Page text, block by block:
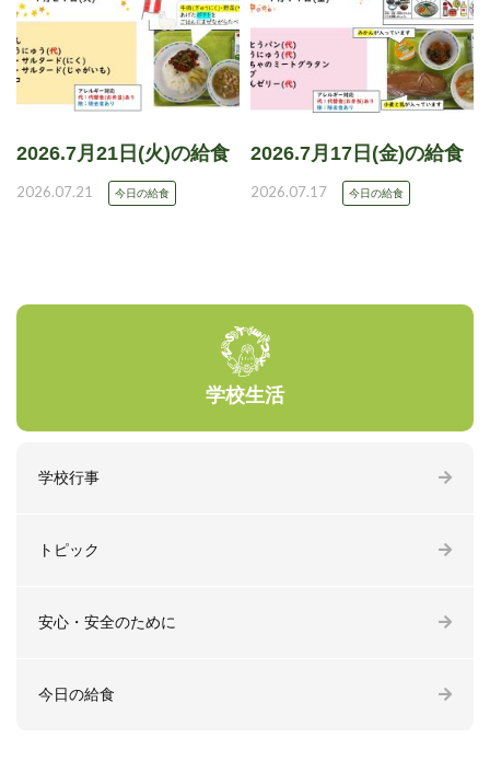
2026.7月21日(火)の給食
2026.07.21 今日の給食
2026.7月17日(金)の給食
2026.07.17 今日の給食
学校生活
学校行事
トピック
安心・安全のために
今日の給食